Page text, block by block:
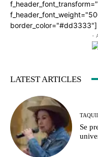
border_color="#dd3333"]
-
LATEST ARTICLES
Se